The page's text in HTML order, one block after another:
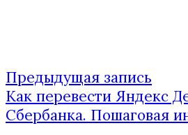
Навигация
по
Предыдущая запись
Как перевести Яндекс
Сбербанка. Пошаговая